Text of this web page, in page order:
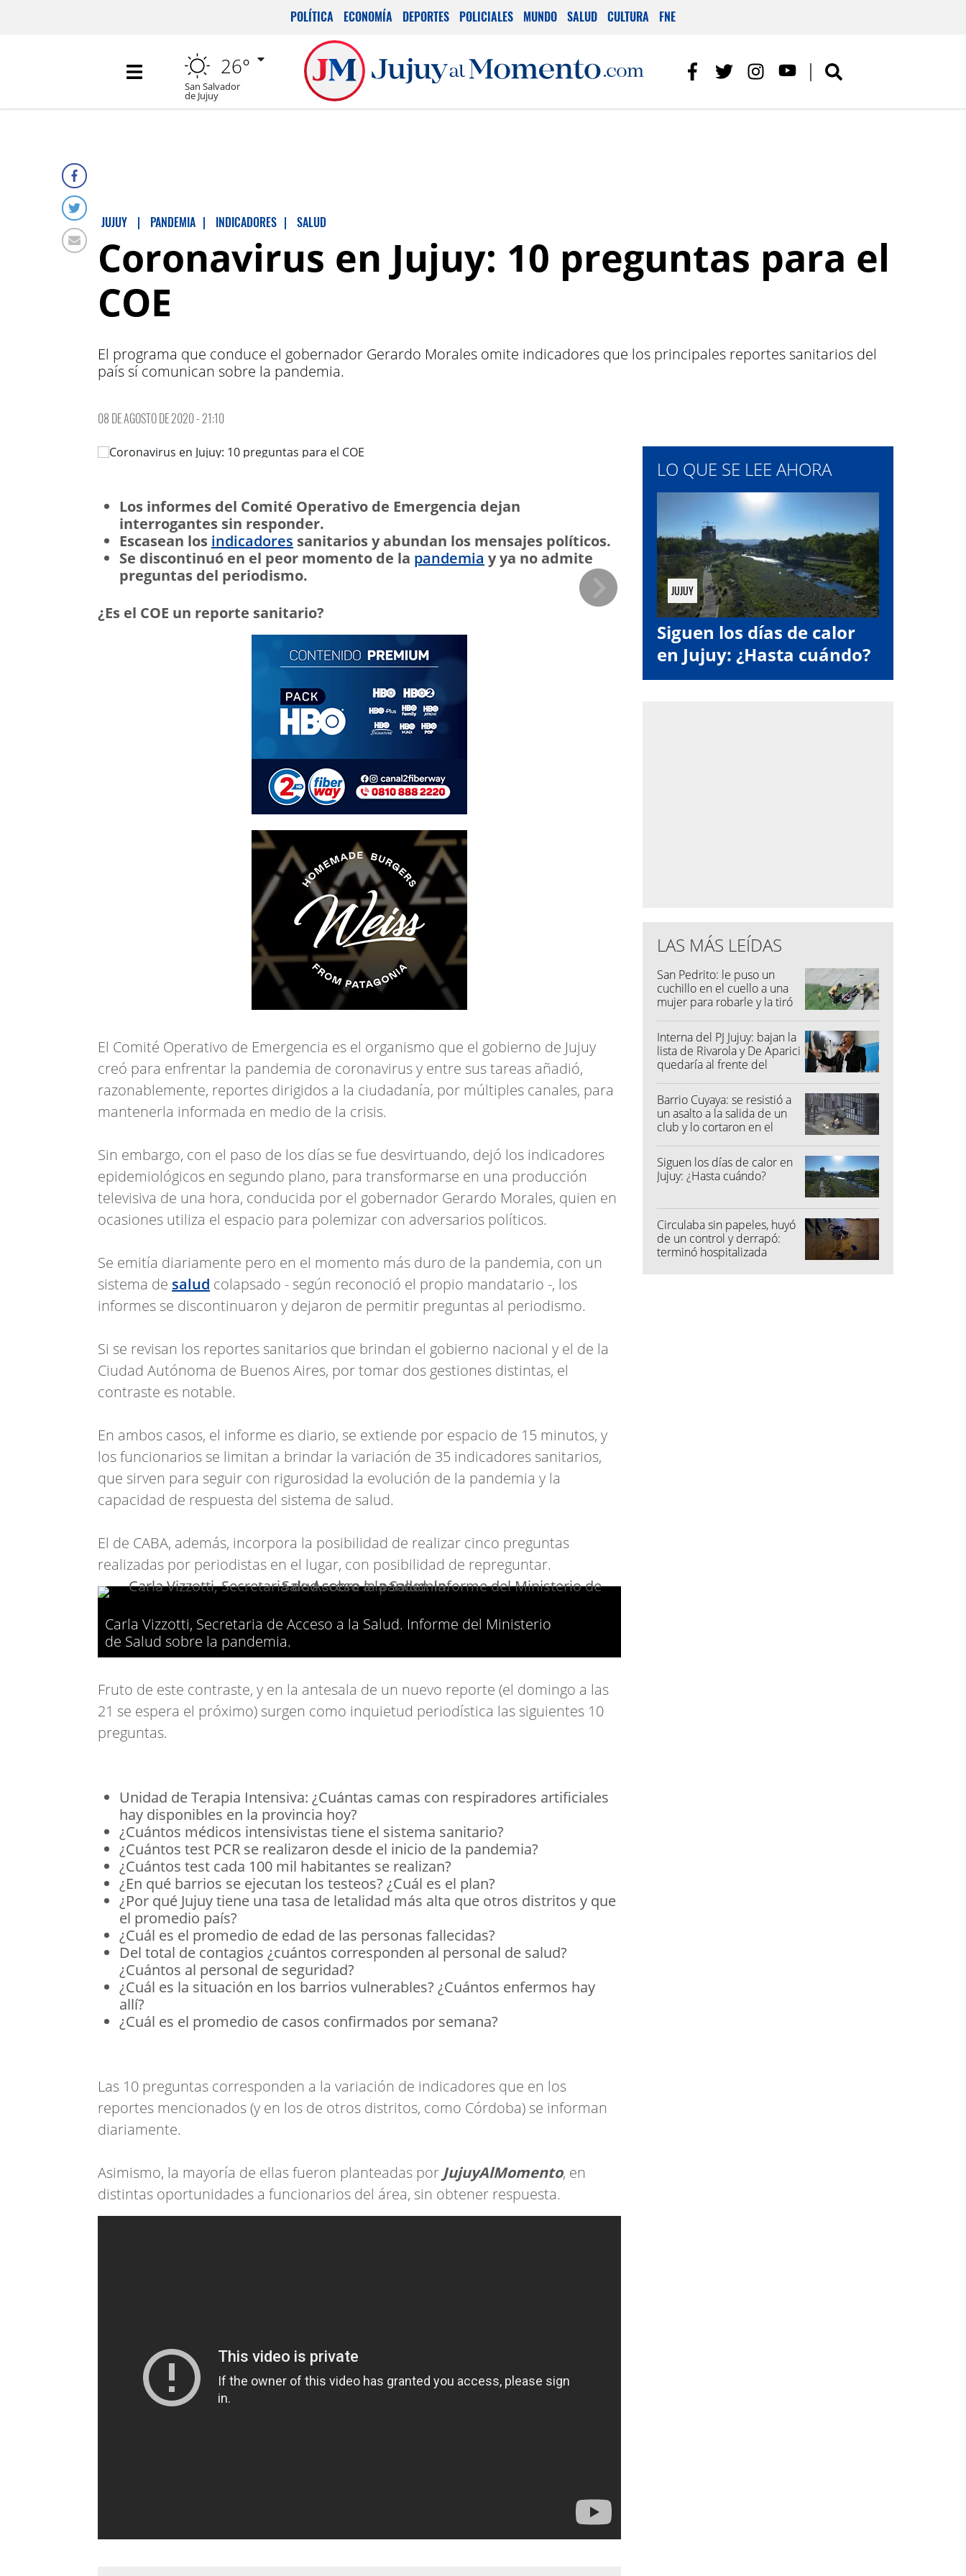
POLÍTICA ECONOMÍA DEPORTES POLICIALES MUNDO SALUD CULTURA FNE
26°
San Salvador
de Jujuy
JUJUY | PANDEMIA | INDICADORES | SALUD
Coronavirus en Jujuy: 10 preguntas para el
COE
El programa que conduce el gobernador Gerardo Morales omite indicadores que los principales reportes sanitarios del
país sí comunican sobre la pandemia.
08 DE AGOSTO DE 2020 - 21:10
Los informes del Comité Operativo de Emergencia dejan
interrogantes sin responder.
Escasean los indicadores sanitarios y abundan los mensajes políticos.
Se discontinuó en el peor momento de la pandemia y ya no admite
preguntas del periodismo.
¿Es el COE un reporte sanitario?
El Comité Operativo de Emergencia es el organismo que el gobierno de Jujuy
creó para enfrentar la pandemia de coronavirus y entre sus tareas añadió,
razonablemente, reportes dirigidos a la ciudadanía, por múltiples canales, para
mantenerla informada en medio de la crisis.
Sin embargo, con el paso de los días se fue desvirtuando, dejó los indicadores
epidemiológicos en segundo plano, para transformarse en una producción
televisiva de una hora, conducida por el gobernador Gerardo Morales, quien en
ocasiones utiliza el espacio para polemizar con adversarios políticos.
Se emitía diariamente pero en el momento más duro de la pandemia, con un
sistema de salud colapsado - según reconoció el propio mandatario -, los
informes se discontinuaron y dejaron de permitir preguntas al periodismo.
Si se revisan los reportes sanitarios que brindan el gobierno nacional y el de la
Ciudad Autónoma de Buenos Aires, por tomar dos gestiones distintas, el
contraste es notable.
En ambos casos, el informe es diario, se extiende por espacio de 15 minutos, y
los funcionarios se limitan a brindar la variación de 35 indicadores sanitarios,
que sirven para seguir con rigurosidad la evolución de la pandemia y la
capacidad de respuesta del sistema de salud.
El de CABA, además, incorpora la posibilidad de realizar cinco preguntas
realizadas por periodistas en el lugar, con posibilidad de repreguntar.
Carla Vizzotti, Secretaria de Acceso a la Salud. Informe del Ministerio
de Salud sobre la pandemia.
Fruto de este contraste, y en la antesala de un nuevo reporte (el domingo a las
21 se espera el próximo) surgen como inquietud periodística las siguientes 10
preguntas.
Unidad de Terapia Intensiva: ¿Cuántas camas con respiradores artificiales
hay disponibles en la provincia hoy?
¿Cuántos médicos intensivistas tiene el sistema sanitario?
¿Cuántos test PCR se realizaron desde el inicio de la pandemia?
¿Cuántos test cada 100 mil habitantes se realizan?
¿En qué barrios se ejecutan los testeos? ¿Cuál es el plan?
¿Por qué Jujuy tiene una tasa de letalidad más alta que otros distritos y que
el promedio país?
¿Cuál es el promedio de edad de las personas fallecidas?
Del total de contagios ¿cuántos corresponden al personal de salud?
¿Cuántos al personal de seguridad?
¿Cuál es la situación en los barrios vulnerables? ¿Cuántos enfermos hay
allí?
¿Cuál es el promedio de casos confirmados por semana?
Las 10 preguntas corresponden a la variación de indicadores que en los
reportes mencionados (y en los de otros distritos, como Córdoba) se informan
diariamente.
Asimismo, la mayoría de ellas fueron planteadas por JujuyAlMomento, en
distintas oportunidades a funcionarios del área, sin obtener respuesta.
LO QUE SE LEE AHORA
JUJUY
Siguen los días de calor
en Jujuy: ¿Hasta cuándo?
LAS MÁS LEÍDAS
San Pedrito: le puso un
cuchillo en el cuello a una
mujer para robarle y la tiró
Interna del PJ Jujuy: bajan la
lista de Rivarola y De Aparici
quedaría al frente del
Barrio Cuyaya: se resistió a
un asalto a la salida de un
club y lo cortaron en el
Siguen los días de calor en
Jujuy: ¿Hasta cuándo?
Circulaba sin papeles, huyó
de un control y derrapó:
terminó hospitalizada